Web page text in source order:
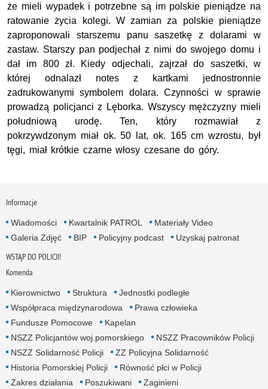
że mieli wypadek i potrzebne są im polskie pieniądze na
ratowanie życia kolegi. W zamian za polskie pieniądze
zaproponowali starszemu panu saszetkę z dolarami w
zastaw. Starszy pan podjechał z nimi do swojego domu i
dał im 800 zł. Kiedy odjechali, zajrzał do saszetki, w
której odnalazł notes z kartkami jednostronnie
zadrukowanymi symbolem dolara. Czynności w sprawie
prowadzą policjanci z Lęborka. Wszyscy mężczyzny mieli
południową urodę. Ten, który rozmawiał z
pokrzywdzonym miał ok. 50 lat, ok. 165 cm wzrostu, był
tęgi, miał krótkie czarne włosy czesane do góry.
Informacje
Wiadomości Kwartalnik PATROL
Materiały Video
Galeria Zdjęć
BIP Policyjny podcast Uzyskaj patronat
WSTĄP DO POLICJI!
Komenda
Kierownictwo Struktura
Jednostki podległe
Współpraca międzynarodowa
Prawa człowieka
Fundusze Pomocowe
Kapelan
NSZZ Policjantów woj.pomorskiego
NSZZ Pracowników Policji
NSZZ Solidarność Policji
ZZ Policyjna Solidarność
Historia Pomorskiej Policji
Równość płci w Policji
Zakres działania
Poszukiwani Zaginieni